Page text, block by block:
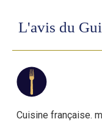
L'avis du
Cuisine française.